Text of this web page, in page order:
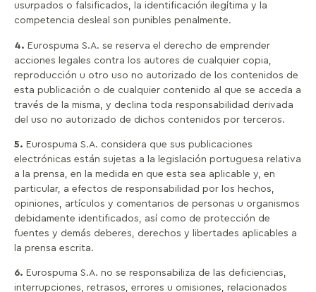
usurpados o falsificados, la identificación ilegítima y la
competencia desleal son punibles penalmente.
4. Eurospuma S.A. se reserva el derecho de emprender
acciones legales contra los autores de cualquier copia,
reproducción u otro uso no autorizado de los contenidos de
esta publicación o de cualquier contenido al que se acceda a
través de la misma, y declina toda responsabilidad derivada
del uso no autorizado de dichos contenidos por terceros.
5. Eurospuma S.A. considera que sus publicaciones
electrónicas están sujetas a la legislación portuguesa relativa
a la prensa, en la medida en que esta sea aplicable y, en
particular, a efectos de responsabilidad por los hechos,
opiniones, artículos y comentarios de personas u organismos
debidamente identificados, así como de protección de
fuentes y demás deberes, derechos y libertades aplicables a
la prensa escrita.
6. Eurospuma S.A. no se responsabiliza de las deficiencias,
interrupciones, retrasos, errores u omisiones, relacionados